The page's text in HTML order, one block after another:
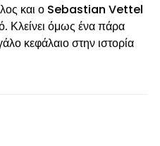
και ο Sebastian Vettel
Κλείνει όμως ένα πάρα
κεφάλαιο στην ιστορία